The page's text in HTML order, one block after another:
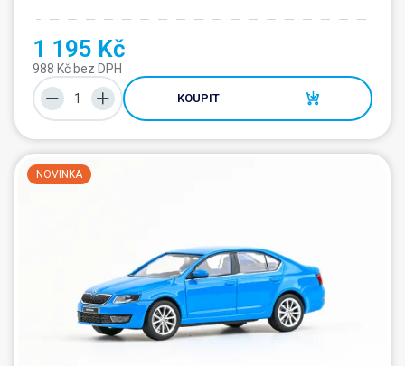
1 195 Kč
988 Kč bez DPH
KOUPIT
NOVINKA